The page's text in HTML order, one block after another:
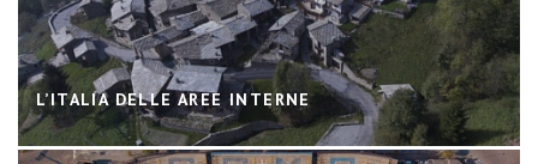
L’ITALIA DELLE AREE INTERNE